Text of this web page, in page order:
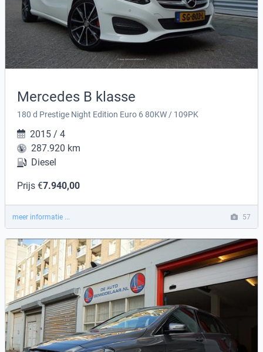
Mercedes B klasse
180 d Prestige Night Edition Euro 6 80KW / 109PK
2015 / 4
287.920 km
Diesel
Prijs €7.940,00
meer informatie ... 57